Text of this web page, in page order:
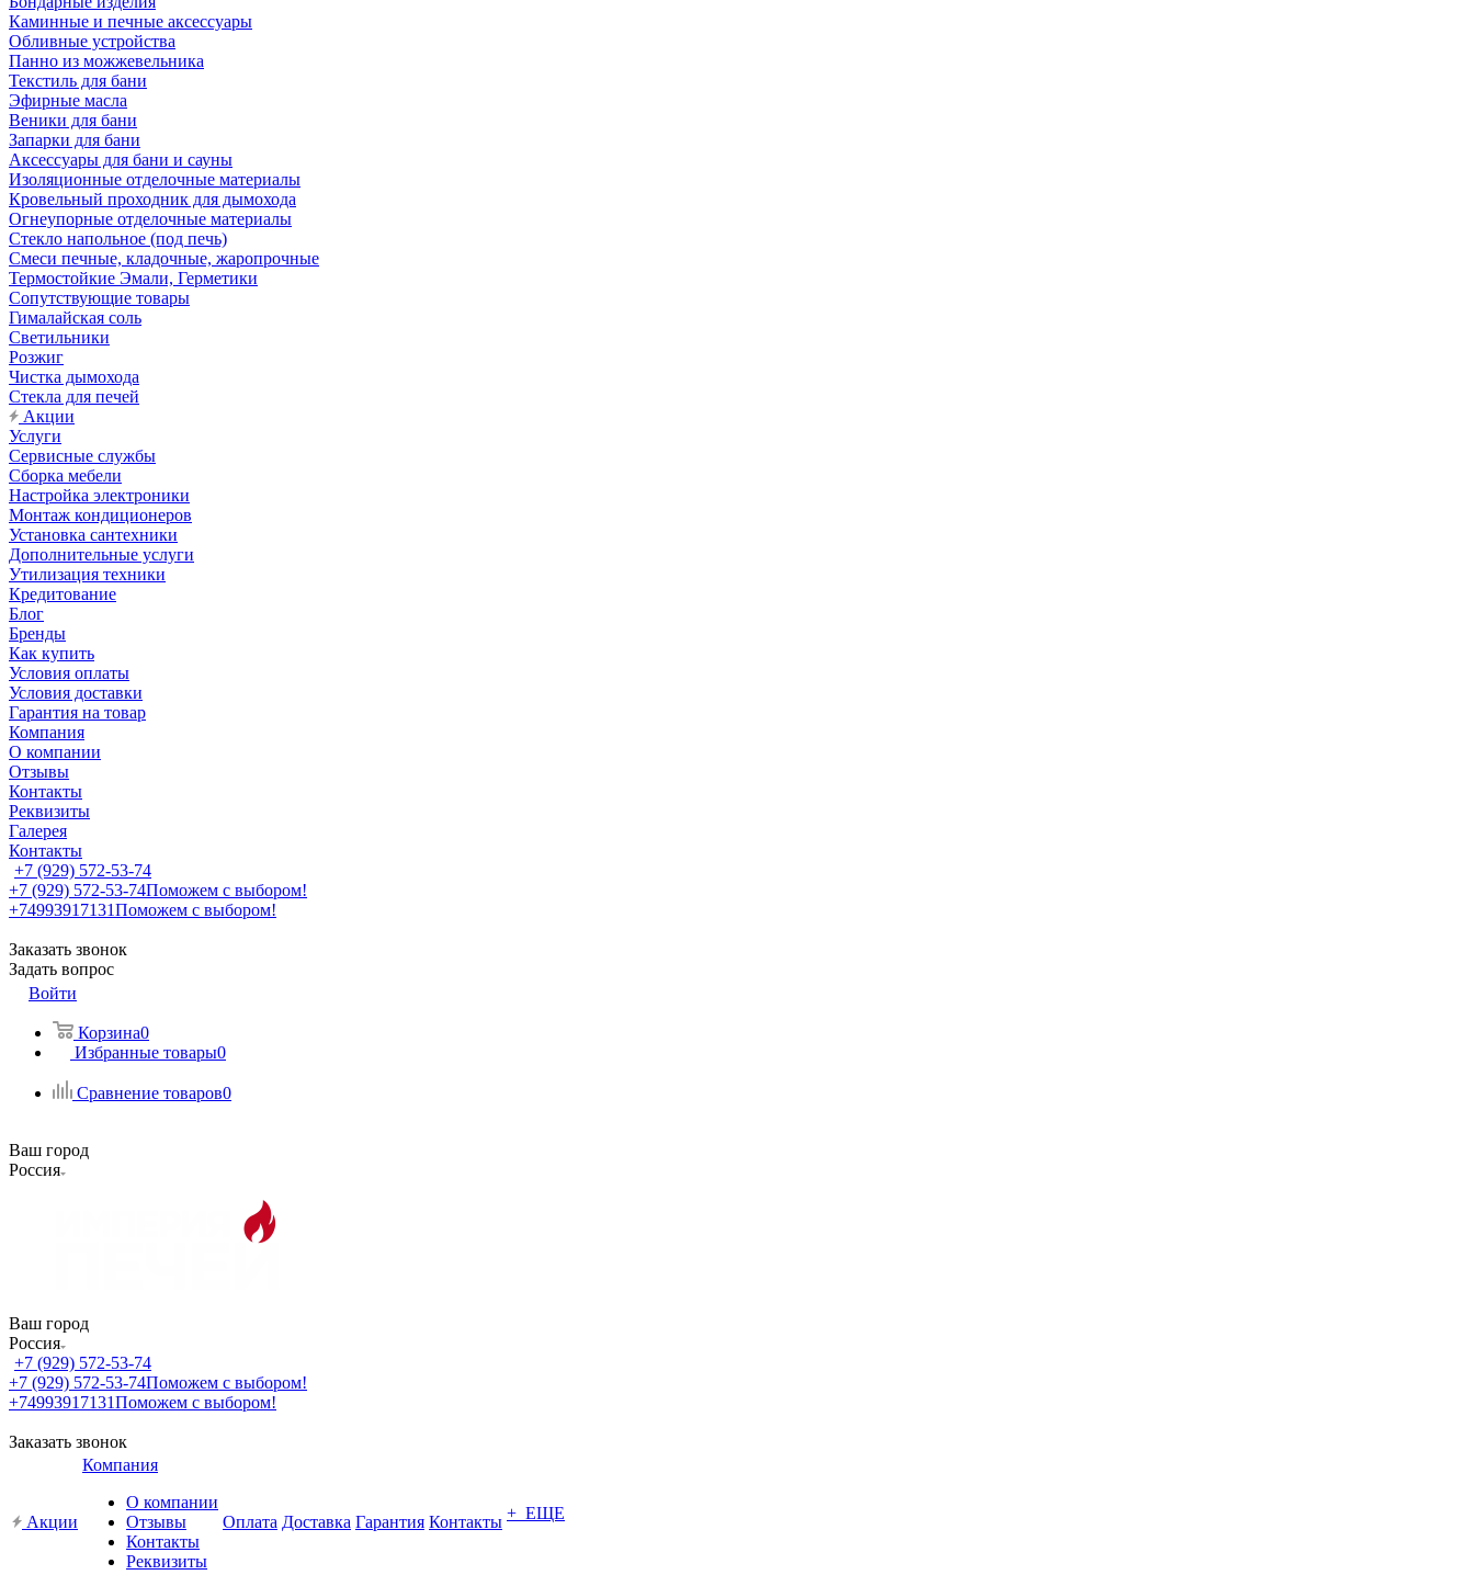
Каминные и печные аксессуары
Обливные устройства
Панно из можжевельника
Текстиль для бани
Эфирные масла
Веники для бани
Запарки для бани
Аксессуары для бани и сауны
Изоляционные отделочные материалы
Кровельный проходник для дымохода
Огнеупорные отделочные материалы
Стекло напольное (под печь)
Смеси печные, кладочные, жаропрочные
Термостойкие Эмали, Герметики
Сопутствующие товары
Гималайская соль
Светильники
Розжиг
Чистка дымохода
Стекла для печей
Акции
Услуги
Сервисные службы
Сборка мебели
Настройка электроники
Монтаж кондиционеров
Установка сантехники
Дополнительные услуги
Утилизация техники
Кредитование
Блог
Бренды
Как купить
Условия оплаты
Условия доставки
Гарантия на товар
Компания
О компании
Отзывы
Контакты
Реквизиты
Галерея
Контакты
+7 (929) 572-53-74
+7 (929) 572-53-74Поможем с выбором!
+74993917131Поможем с выбором!
Заказать звонок
Задать вопрос
Войти
Корзина0
Избранные товары0
Сравнение товаров0
Ваш город
Россия
Ваш город
Россия
+7 (929) 572-53-74
+7 (929) 572-53-74Поможем с выбором!
+74993917131Поможем с выбором!
Заказать звонок
Акции
Компания
О компании
Отзывы
Контакты
Реквизиты
Оплата Доставка Гарантия Контакты + ЕЩЕ